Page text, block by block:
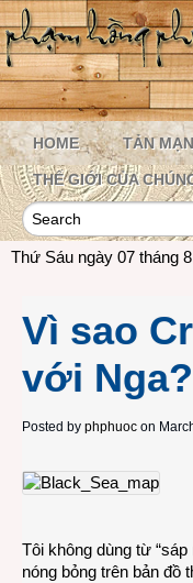
HOME TẢN MẠN
THẾ GIỚI CỦA
Thứ Sáu ngày 07 tháng
Vì sao
với Nga?
Posted by phphuoc on
Tôi không dùng từ
nóng bỏng trên bản đồ